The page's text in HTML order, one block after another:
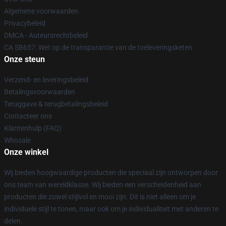
Algemene voorwaarden
Privacybeleid
DMCA - Auteursrechtbeleid
CA SB657: Wet op de transparantie van de toeleveringsketen
Onze steun
Verzend- en leveringsbeleid
Betalingsvoorwaarden
Teruggave & terugbetalingsbeleid
Contacteer ons
Klantenhulp (FAQ)
Whosale
Onze winkel
Wij bieden hoogwaardige producten die speciaal zijn ontworpen door
ons team van wereldklasse. Wij bieden een verscheidenheid aan
producten die zowel stijlvol en mooi zijn. Dit is niet alleen om je
individuele stijl te tonen, maar ook om je individualiteit met anderen te
delen.